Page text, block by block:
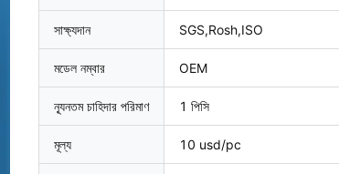
সাক্ষ্যদান SGS,Rosh,ISO
মডেল নম্বার OEM
ন্যূনতম চাহিদার পরিমাণ 1 পিসি
মূল্য 10 usd/pc